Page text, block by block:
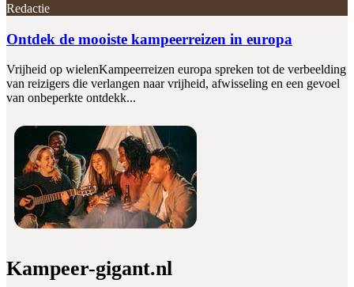
Redactie
Ontdek de mooiste kampeerreizen in europa
Vrijheid op wielenKampeerreizen europa spreken tot de verbeelding
van reizigers die verlangen naar vrijheid, afwisseling en een gevoel
van onbeperkte ontdekk...
Kampeer-gigant.nl